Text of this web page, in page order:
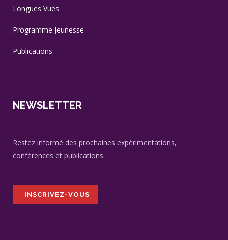
Longues Vues
Programme Jeunesse
Publications
NEWSLETTER
Restez informé des prochaines expérimentations,
conférences et publications.
INSCRIVEZ-VOUS